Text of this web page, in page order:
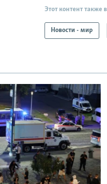
Этот контент также
Новости - мир